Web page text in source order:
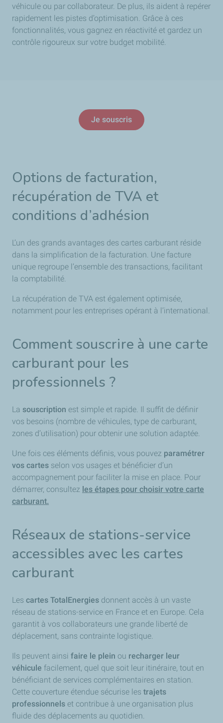
véhicule ou par collaborateur. De plus, ils aident à repérer
rapidement les pistes d’optimisation. Grâce à ces
fonctionnalités, vous gagnez en réactivité et gardez un
contrôle rigoureux sur votre budget mobilité.
Je souscris
Options de facturation,
récupération de TVA et
conditions d’adhésion
L’un des grands avantages des cartes carburant réside
dans la simplification de la facturation. Une facture
unique regroupe l’ensemble des transactions, facilitant
la comptabilité.
La récupération de TVA est également optimisée,
notamment pour les entreprises opérant à l’international.
Comment souscrire à une carte
carburant pour les
professionnels ?
La souscription est simple et rapide. Il suffit de définir
vos besoins (nombre de véhicules, type de carburant,
zones d’utilisation) pour obtenir une solution adaptée.
Une fois ces éléments définis, vous pouvez paramétrer
vos cartes selon vos usages et bénéficier d’un
accompagnement pour faciliter la mise en place. Pour
démarrer, consultez les étapes pour choisir votre carte
carburant.
Réseaux de stations-service
accessibles avec les cartes
carburant
Les cartes TotalEnergies donnent accès à un vaste
réseau de stations-service en France et en Europe. Cela
garantit à vos collaborateurs une grande liberté de
déplacement, sans contrainte logistique.
Ils peuvent ainsi faire le plein ou recharger leur
véhicule facilement, quel que soit leur itinéraire, tout en
bénéficiant de services complémentaires en station.
Cette couverture étendue sécurise les trajets
professionnels et contribue à une organisation plus
fluide des déplacements au quotidien.